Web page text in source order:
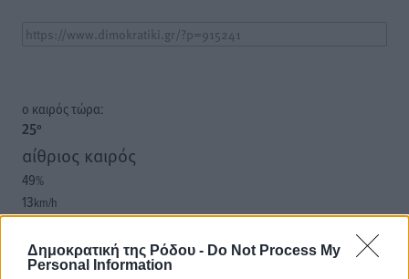
Δημοκρατική της Ρόδου - Do Not Process My
Personal Information
o καιρός τώρα:
25°
αίθριος καιρός
49%
13km/h
Δ-ΝΔ
25°/25°
06:17